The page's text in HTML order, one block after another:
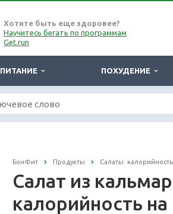
Хотите быть еще здоровее?
Научитесь бегать по программам
Get.run
ПИТАНИЕ ПОХУДЕНИЕ
БонФит Продукты Салаты: калорийность
Салат из
калорийность